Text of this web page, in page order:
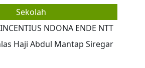
Sekolah
NDONA ENDE NTT
Haji Abdul Mantap Siregar